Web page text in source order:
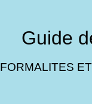
Guide
FORMALITES